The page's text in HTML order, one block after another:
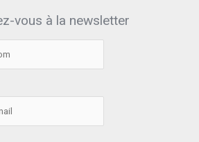
vous à la newsletter